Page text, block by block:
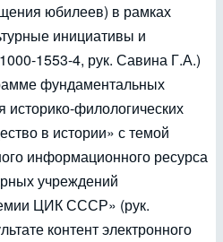
юбилеев) в рамках
инициативы и
1553-4, рук. Савина Г.А.)
фундаментальных
историко-филологических
в истории» с темой
информационного ресурса
учреждений
ЦИК СССР» (рук.
контент электронного